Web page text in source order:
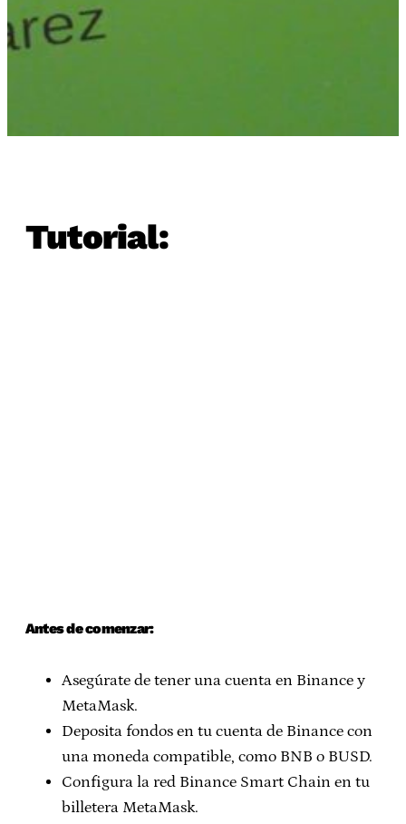
Tutorial:
Antes de comenzar:
Asegúrate de tener una cuenta en Binance y
MetaMask.
Deposita fondos en tu cuenta de Binance con
una moneda compatible, como BNB o BUSD.
Configura la red Binance Smart Chain en tu
billetera MetaMask.